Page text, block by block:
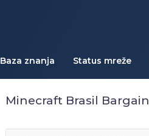
Baza znanja Status mreže
Minecraft Brasil Bargain